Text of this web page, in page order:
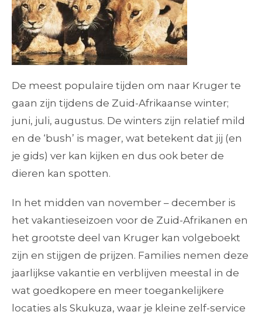
De meest populaire tijden om naar Kruger te
gaan zijn tijdens de Zuid-Afrikaanse winter;
juni, juli, augustus. De winters zijn relatief mild
en de ‘bush’ is mager, wat betekent dat jij (en
je gids) ver kan kijken en dus ook beter de
dieren kan spotten.
In het midden van november – december is
het vakantieseizoen voor de Zuid-Afrikanen en
het grootste deel van Kruger kan volgeboekt
zijn en stijgen de prijzen. Families nemen deze
jaarlijkse vakantie en verblijven meestal in de
wat goedkopere en meer toegankelijkere
locaties als Skukuza, waar je kleine zelf-service